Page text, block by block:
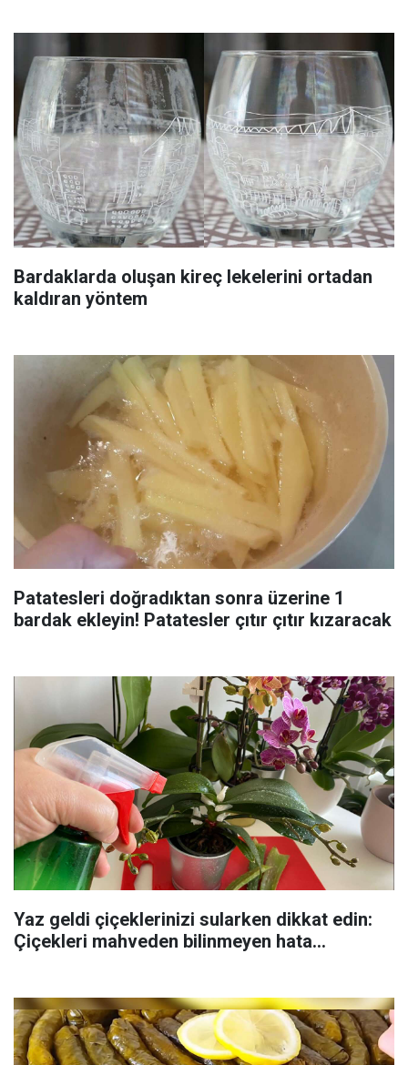
Bardaklarda oluşan kireç lekelerini ortadan
kaldıran yöntem
Patatesleri doğradıktan sonra üzerine 1
bardak ekleyin! Patatesler çıtır çıtır kızaracak
Yaz geldi çiçeklerinizi sularken dikkat edin:
Çiçekleri mahveden bilinmeyen hata...